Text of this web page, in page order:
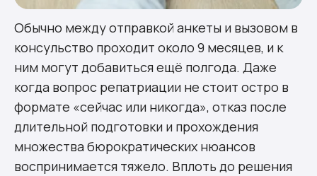
Обычно между отправкой анкеты и вызовом в
консульство проходит около 9 месяцев, и к
ним могут добавиться ещё полгода. Даже
когда вопрос репатриации не стоит остро в
формате «‎сейчас или никогда», отказ ‎после
длительной подготовки и прохождения
множества бюрократических нюансов
воспринимается тяжело. Вплоть до решения